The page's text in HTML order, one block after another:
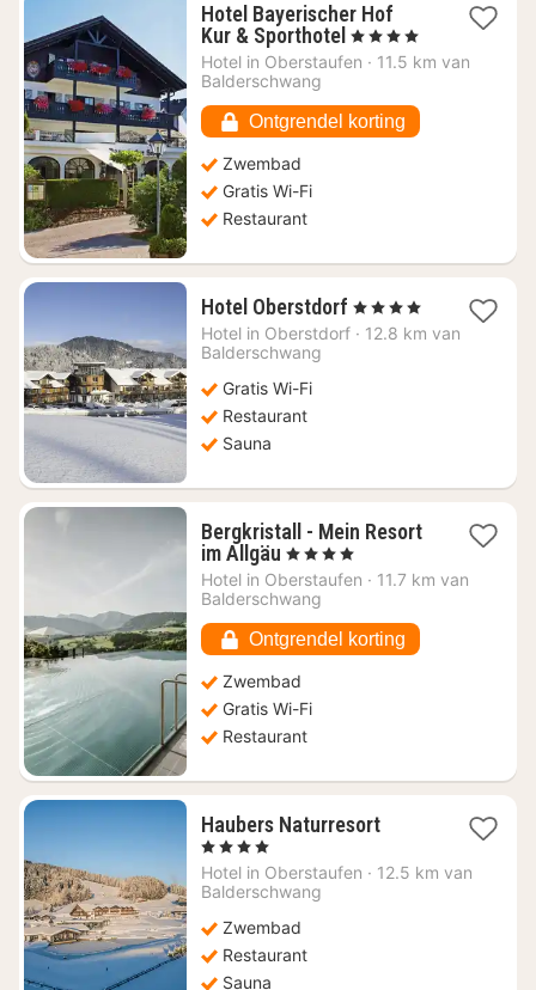
Hotel Bayerischer Hof
Kur & Sporthotel 1
nacht
105,14
, 4 Sterren
Hotel in Oberstaufen · 11.5 km van
Balderschwang
Ontgrendel korting
Zwembad
Gratis Wi-Fi
Restaurant
Hotel Oberstdorf 1
nacht
, 4 Sterren
Hotel in Oberstdorf · 12.8 km van
Balderschwang
Gratis Wi-Fi
Restaurant
Sauna
Bergkristall - Mein Resort
im Allgäu 1
nacht
vanaf
433,18
, 4 Sterren
Hotel in Oberstaufen · 11.7 km van
Balderschwang
Ontgrendel korting
Zwembad
Gratis Wi-Fi
Restaurant
Haubers Naturresort1
vanaf
, 4 Sterren
Hotel in Oberstaufen · 12.5 km van
Balderschwang
Zwembad
Restaurant
Sauna